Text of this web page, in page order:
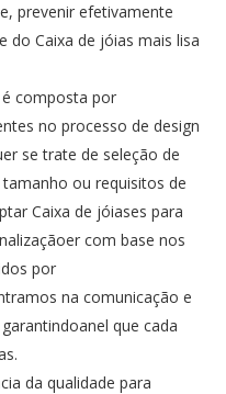
prevenir efetivamente
do Caixa de jóias mais lisa
composta por
no processo de design
se trate de seleção de
ou requisitos de
Caixa de jóiases para
com base nos
por
na comunicação e
que cada
da qualidade para